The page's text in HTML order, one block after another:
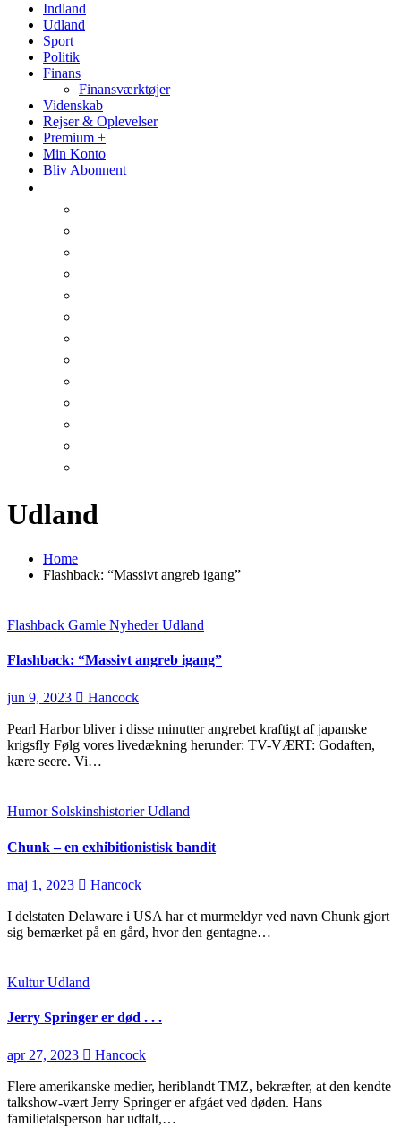
Indland
Udland
Sport
Politik
Finans
Finansværktøjer
Videnskab
Rejser & Oplevelser
Premium +
Min Konto
Bliv Abonnent
Udland
Home
Flashback: “Massivt angreb igang”
Flashback Gamle NyhederUdland
Flashback: “Massivt angreb igang”
jun 9, 2023 Hancock
Pearl Harbor bliver i disse minutter angrebet kraftigt af japanske
krigsfly Følg vores livedækning herunder: TV-VÆRT: Godaften,
kære seere. Vi…
Humor SolskinshistorierUdland
Chunk – en exhibitionistisk bandit
maj 1, 2023 Hancock
I delstaten Delaware i USA har et murmeldyr ved navn Chunk gjort
sig bemærket på en gård, hvor den gentagne…
KulturUdland
Jerry Springer er død . . .
apr 27, 2023 Hancock
Flere amerikanske medier, heriblandt TMZ, bekræfter, at den kendte
talkshow-vært Jerry Springer er afgået ved døden. Hans
familietalsperson har udtalt,…